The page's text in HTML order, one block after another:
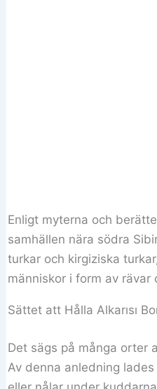
Enligt myterna och
samhällen nära södra
turkar och kirgiziska
människor i form av rävar
Sättet att Hålla Alkarısı
Det sägs på många orter
Av denna anledning